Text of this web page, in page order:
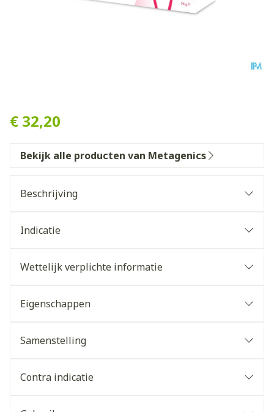
€ 32,20
Bekijk alle producten van Metagenics
Beschrijving
Indicatie
Wettelijk verplichte informatie
Eigenschappen
Samenstelling
Contra indicatie